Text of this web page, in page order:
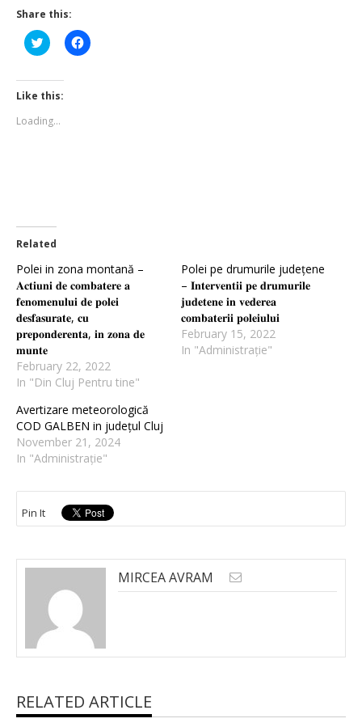
Share this:
Click
to
Twitter
(Opens
in
window)
Click
to
Like this:
Loading...
Related
Polei in zona montană –
𝐀𝐜𝐭𝐢𝐮𝐧𝐢 𝐝𝐞 𝐜𝐨𝐦𝐛𝐚𝐭𝐞𝐫𝐞 𝐚
𝐟𝐞𝐧𝐨𝐦𝐞𝐧𝐮𝐥𝐮𝐢 𝐝𝐞 𝐩𝐨𝐥𝐞𝐢
𝐝𝐞𝐬𝐟𝐚𝐬𝐮𝐫𝐚𝐭𝐞, 𝐜𝐮
𝐩𝐫𝐞𝐩𝐨𝐧𝐝𝐞𝐫𝐞𝐧𝐭𝐚, 𝐢𝐧 𝐳𝐨𝐧𝐚 𝐝𝐞
𝐦𝐮𝐧𝐭𝐞
February 22, 2022
In "Din Cluj Pentru tine"
Polei pe drumurile județene
– 𝐈𝐧𝐭𝐞𝐫𝐯𝐞𝐧𝐭𝐢𝐢 𝐩𝐞 𝐝𝐫𝐮𝐦𝐮𝐫𝐢𝐥𝐞
𝐣𝐮𝐝𝐞𝐭𝐞𝐧𝐞 𝐢𝐧 𝐯𝐞𝐝𝐞𝐫𝐞𝐚
𝐜𝐨𝐦𝐛𝐚𝐭𝐞𝐫𝐢𝐢 𝐩𝐨𝐥𝐞𝐢𝐮𝐥𝐮𝐢
February 15, 2022
In "Administrație"
Avertizare meteorologică
COD GALBEN in județul Cluj
November 21, 2024
In "Administrație"
Pin It
MIRCEA AVRAM
RELATED ARTICLE